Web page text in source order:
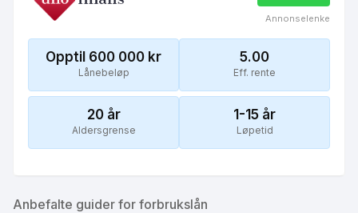
Annonselenke
Opptil 600 000 kr
Lånebeløp
5.00
Eff. rente
20år
Aldersgrense
1-15 år
Løpetid
Anbefalte guider for forbrukslån